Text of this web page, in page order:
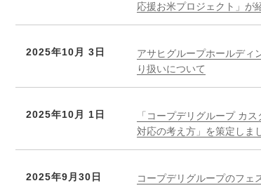
応援お米プロジェクト」が
2025年10月 3日
アサヒグループホールディ
り扱いについて
2025年10月 1日
「コープデリグループ カ
対応の考え方」を策定しま
2025年9月30日 コープデリグループのフェ